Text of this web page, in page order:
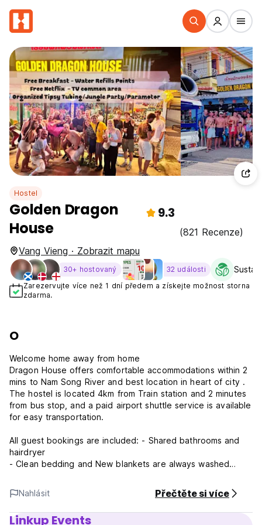
Hostel
Golden Dragon
House
9.3
(821 Recenze)
Vang Vieng · Zobrazit mapu
30+ hostovaný 32 události
Zarezervujte více než 1 dní předem a získejte možnost storna
zdarma.
O
Welcome home away from home
Dragon House offers comfortable accommodations within 2
mins to Nam Song River and best location in heart of city .
The hostel is located 4km from Train station and 2 minutes
from bus stop, and a paid airport shuttle service is available
for easy transportation.
All guest bookings are included: - Shared bathrooms and
hairdryer
- Clean bedding and New blankets are always washed
check-in so you don't have to worry about common contact
with old guests
- Free WiFi available throughout
- Free Breakfast with many choice - lots of fruits depens
Nahlásit Přečtěte si více
Linkup Events